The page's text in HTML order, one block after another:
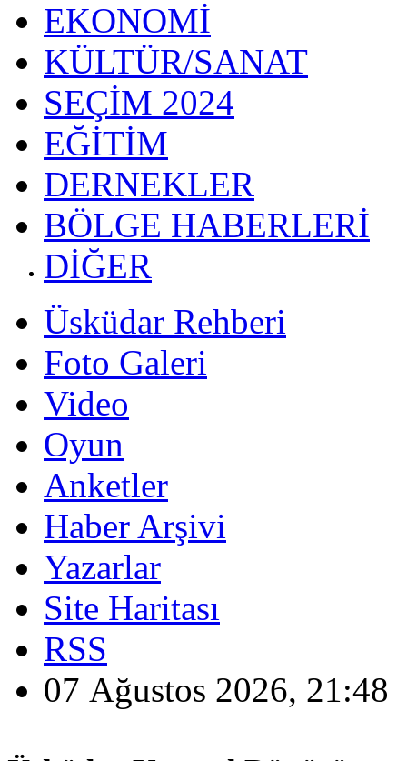
EKONOMİ
KÜLTÜR/SANAT
SEÇİM 2024
EĞİTİM
DERNEKLER
BÖLGE HABERLERİ
DİĞER
Üsküdar Rehberi
Foto Galeri
Video
Oyun
Anketler
Haber Arşivi
Yazarlar
Site Haritası
RSS
07 Ağustos 2026, 21:48